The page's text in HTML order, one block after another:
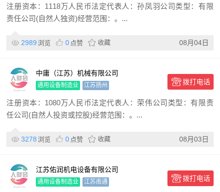
注册资本：1118万人民币法定代表人：孙凤羽公司类型：有限
责任公司(自然人独资)经营范围：。...
2989 浏览 0 点赞 收藏 08月04日
中庸（江苏）机械有限公司
通用设备制造业 江苏扬州 拨打电话
注册资本：1080万人民币法定代表人：荣伟公司类型：有限责
任公司(自然人投资或控股)经营范围：。...
3278 浏览 0 点赞 收藏 08月03日
江苏佑润机电设备有限公司
通用设备制造业 江苏南通 拨打电话